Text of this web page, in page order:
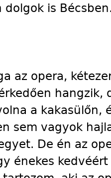
is
az opera,
hangzik,
a kakasülőn,
sem vagyok
De én az
énekes